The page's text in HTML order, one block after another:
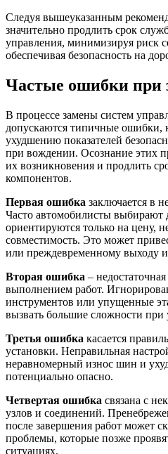
Следуя вышеуказанным
значительно продлить срок
управления, минимизируя риск
обеспечивая безопасность на
Частые ошибки при
В процессе замены систем
допускаются типичные ошибки,
ухудшению показателей
при вождении. Осознание этих
их возникновения и продлить
компонентов.
Первая ошибка заключается в
Часто автомобилисты выбирают
ориентируются только на цену,
совместимость. Это может
или преждевременному выходу
Вторая ошибка –
выполнением работ.
инструментов или упущенные
вызвать большие сложности при
Третья ошибка касается
установки. Неправильная
неравномерный износ шин и
потенциально опасно.
Четвертая ошибка связана с
узлов и соединений.
после завершения работ может
проблемы, которые позже
ситуациях.